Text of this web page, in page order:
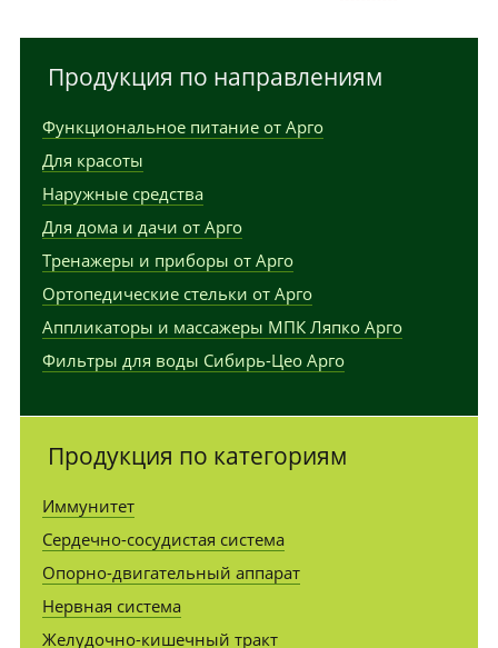
Продукция по направлениям
Функциональное питание от Арго
Для красоты
Наружные средства
Для дома и дачи от Арго
Тренажеры и приборы от Арго
Ортопедические стельки от Арго
Аппликаторы и массажеры МПК Ляпко Арго
Фильтры для воды Сибирь-Цео Арго
Продукция по категориям
Иммунитет
Сердечно-сосудистая система
Опорно-двигательный аппарат
Нервная система
Желудочно-кишечный тракт